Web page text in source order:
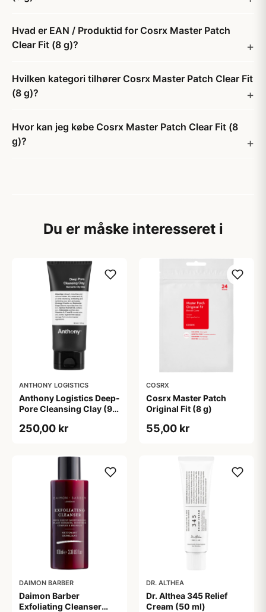
Hvad er EAN / Produktid for Cosrx Master Patch
Clear Fit (8 g)?
Hvilken kategori tilhører Cosrx Master Patch Clear Fit
(8 g)?
Hvor kan jeg købe Cosrx Master Patch Clear Fit (8
g)?
Du er måske interesseret i
ANTHONY LOGISTICS
Anthony Logistics Deep-
Pore Cleansing Clay (90
250,00 kr
COSRX
Cosrx Master Patch
Original Fit (8 g)
55,00 kr
DAIMON BARBER
Daimon Barber
Exfoliating Cleanser
DR. ALTHEA
Dr. Althea 345 Relief
Cream (50 ml)